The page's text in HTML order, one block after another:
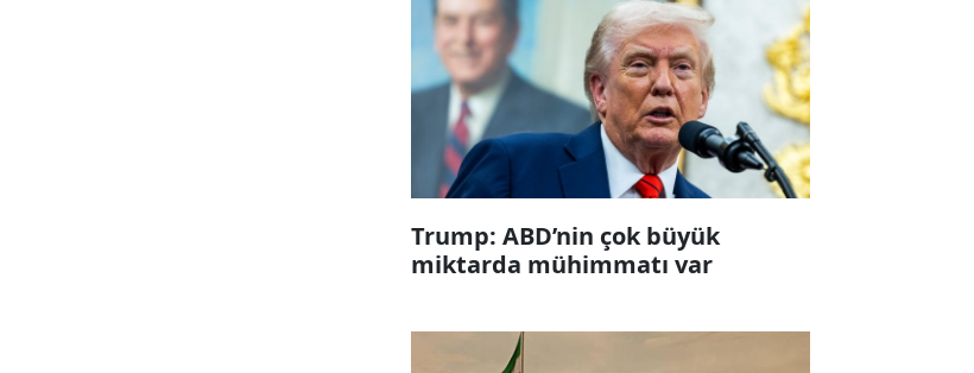
Trump: ABD’nin çok büyük
miktarda mühimmatı var